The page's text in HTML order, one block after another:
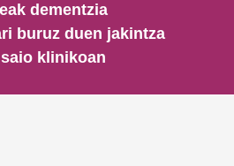
dementzia
buruz duen jakintza
klinikoan